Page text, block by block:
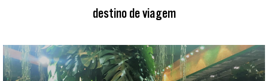
destino de viagem